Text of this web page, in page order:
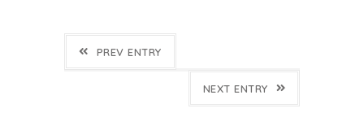
PREV ENTRY
NEXT ENTRY